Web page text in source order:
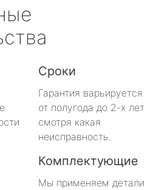
Сроки
Гарантия варьируется
от полугода до 2-х лет
смотря какая
неисправность.
Комплектующие
Мы применяем детали